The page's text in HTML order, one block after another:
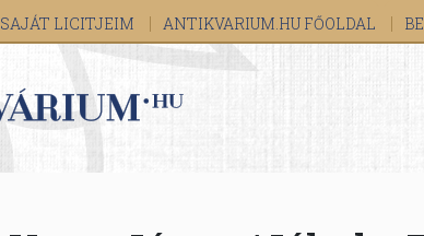
SAJÁT LICITJEIM ANTIKVARIUM.HU FŐOLDAL